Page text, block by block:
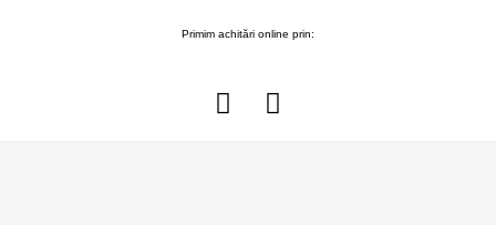
Primim achitări online prin: